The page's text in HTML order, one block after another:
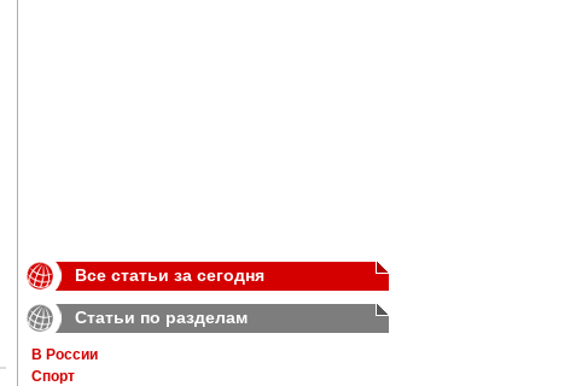
Все статьи за сегодня
Статьи по разделам
В России
Спорт